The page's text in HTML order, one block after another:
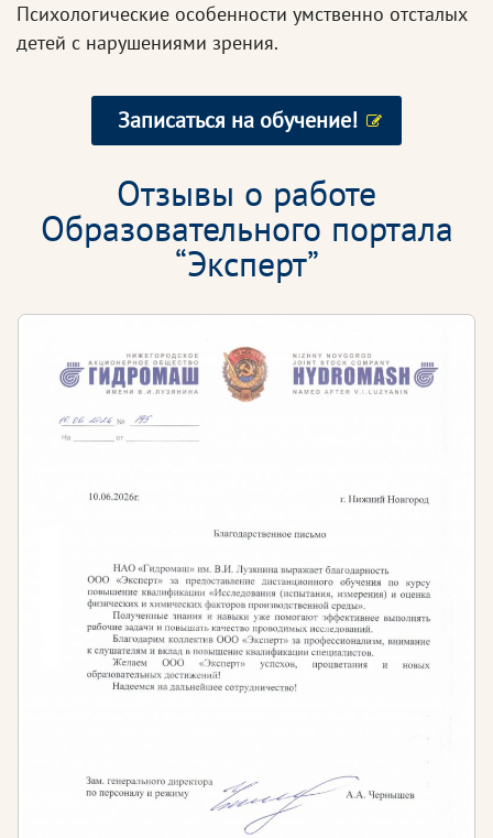
Психологические особенности умственно отсталых
детей с нарушениями зрения.
Записаться на обучение!
Отзывы о работе
Образовательного портала
“Эксперт”